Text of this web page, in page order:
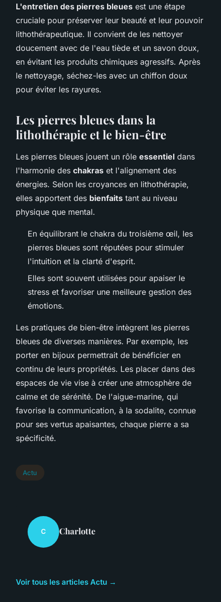
L'entretien des pierres bleues est une étape
cruciale pour préserver leur beauté et leur pouvoir
lithothérapeutique. Il convient de les nettoyer
doucement avec de l'eau tiède et un savon doux,
en évitant les produits chimiques agressifs. Après
le nettoyage, séchez-les avec un chiffon doux
pour éviter les rayures.
Les pierres bleues dans la
lithothérapie et le bien-être
Les pierres bleues jouent un rôle essentiel dans
l'harmonie des chakras et l'alignement des
énergies. Selon les croyances en lithothérapie,
elles apportent des bienfaits tant au niveau
physique que mental.
En équilibrant le chakra du troisième œil, les
pierres bleues sont réputées pour stimuler
l'intuition et la clarté d'esprit.
Elles sont souvent utilisées pour apaiser le
stress et favoriser une meilleure gestion des
émotions.
Les pratiques de bien-être intègrent les pierres
bleues de diverses manières. Par exemple, les
porter en bijoux permettrait de bénéficier en
continu de leurs propriétés. Les placer dans des
espaces de vie vise à créer une atmosphère de
calme et de sérénité. De l'aigue-marine, qui
favorise la communication, à la sodalite, connue
pour ses vertus apaisantes, chaque pierre a sa
spécificité.
Actu
C Charlotte
Voir tous les articles Actu →